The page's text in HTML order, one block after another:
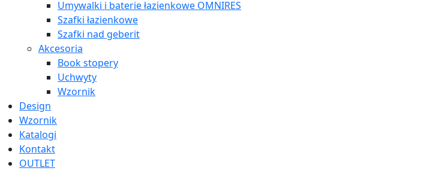
Umywalki i baterie łazienkowe OMNIRES
Szafki łazienkowe
Szafki nad geberit
Akcesoria
Book stopery
Uchwyty
Wzornik
Design
Wzornik
Katalogi
Kontakt
OUTLET